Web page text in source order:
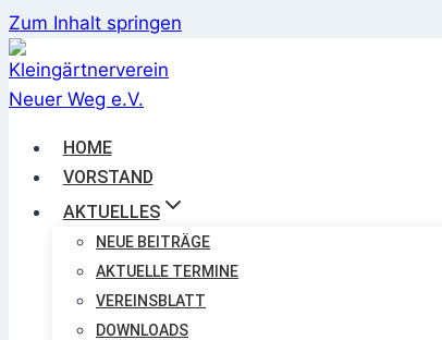
Zum Inhalt springen
HOME
VORSTAND
AKTUELLES
NEUE BEITRÄGE
AKTUELLE TERMINE
VEREINSBLATT
DOWNLOADS